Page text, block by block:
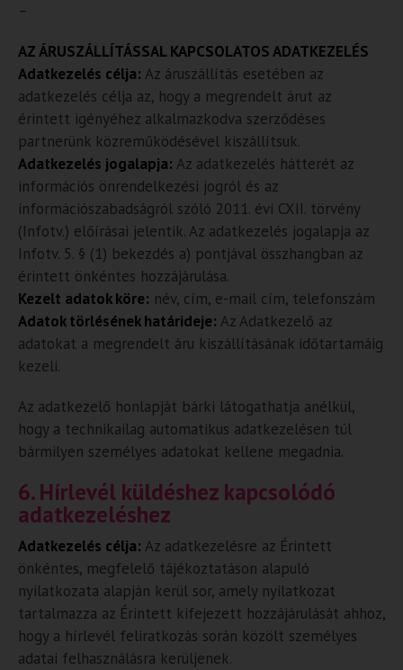
–
AZ ÁRUSZÁLLÍTÁSSAL KAPCSOLATOS ADATKEZELÉS
Adatkezelés célja: Az áruszállítás esetében az
adatkezelés célja az, hogy a megrendelt árut az
érintett igényéhez alkalmazkodva szerződéses
partnerünk közreműködésével kiszállítsuk.
Adatkezelés jogalapja: Az adatkezelés hátterét az
információs önrendelkezési jogról és az
információszabadságról szóló 2011. évi CXII. törvény
(Infotv.) előírásai jelentik. Az adatkezelés jogalapja az
Infotv. 5. § (1) bekezdés a) pontjával összhangban az
érintett önkéntes hozzájárulása.
Kezelt adatok köre: név, cím, e-mail cím, telefonszám
Adatok törlésének határideje: Az Adatkezelő az
adatokat a megrendelt áru kiszállításának időtartamáig
kezeli.
Az adatkezelő honlapját bárki látogathatja anélkül,
hogy a technikailag automatikus adatkezelésen túl
bármilyen személyes adatokat kellene megadnia.
6. Hírlevél küldéshez kapcsolódó
adatkezeléshez
Adatkezelés célja: Az adatkezelésre az Érintett
önkéntes, megfelelő tájékoztatáson alapuló
nyilatkozata alapján kerül sor, amely nyilatkozat
tartalmazza az Érintett kifejezett hozzájárulását ahhoz,
hogy a hírlevél feliratkozás során közölt személyes
adatai felhasználásra kerüljenek.